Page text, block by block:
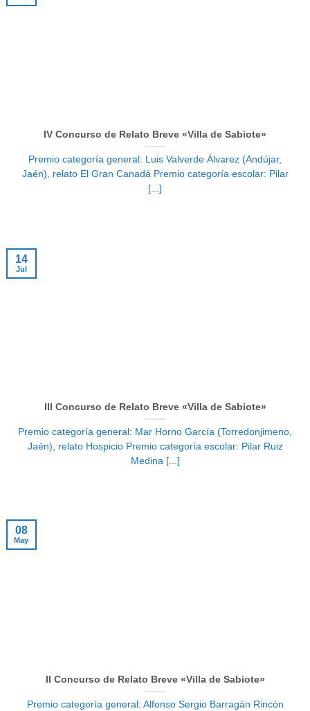
IV Concurso de Relato Breve «Villa de Sabiote»
Premio categoría general: Luis Valverde Álvarez (Andújar,
Jaén), relato El Gran Canadá Premio categoría escolar: Pilar
[...]
III Concurso de Relato Breve «Villa de Sabiote»
Premio categoría general: Mar Horno García (Torredonjimeno,
Jaén), relato Hospicio Premio categoría escolar: Pilar Ruiz
Medina [...]
14
Jul
II Concurso de Relato Breve «Villa de Sabiote»
Premio categoría general: Alfonso Sergio Barragán Rincón
08
May